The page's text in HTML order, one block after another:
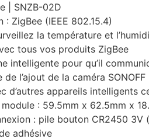
| SNZB-02D
: ZigBee (IEEE 802.15.4)
la température et
tous vos produits ZigBee
intelligente pour qu’il
de l’ajout de la caméra
d’autres appareils intelligents
: 59.5mm x 62.5mm x
: pile bouton CR2450 3V
adhésive